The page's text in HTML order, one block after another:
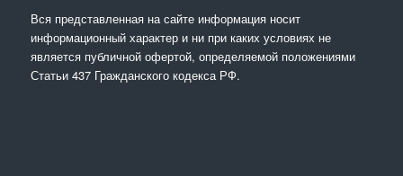
Вся представленная на сайте информация носит
информационный характер и ни при каких условиях не
является публичной офертой, определяемой положениями
Статьи 437 Гражданского кодекса РФ.